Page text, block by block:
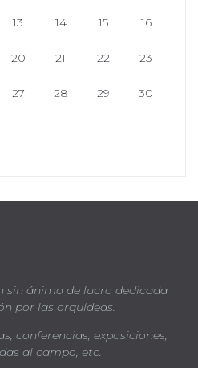
13 14 15 16
20 21 22 23
27 28 29 30
sin ánimo de lucro dedicada
por las orquídeas.
conferencias, exposiciones,
al campo, etc.